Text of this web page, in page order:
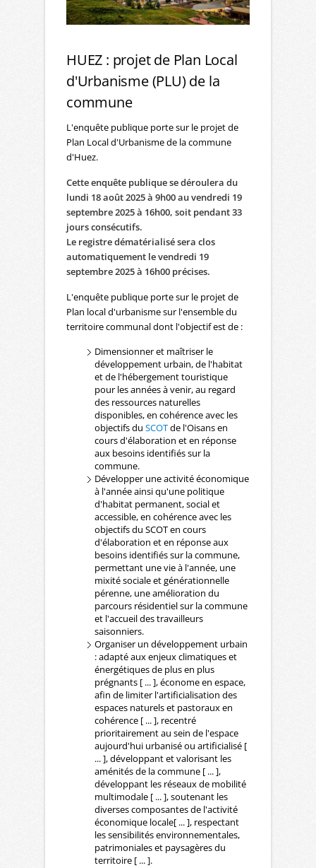
HUEZ : projet de Plan Local
d'Urbanisme (PLU) de la
commune
L'enquête publique porte sur le projet de
Plan Local d'Urbanisme de la commune
d'Huez.
Cette enquête publique se déroulera du
lundi 18 août 2025 à 9h00 au vendredi 19
septembre 2025 à 16h00, soit pendant 33
jours consécutifs.
Le registre dématérialisé sera clos
automatiquement le vendredi 19
septembre 2025 à 16h00 précises.
L'enquête publique porte sur le projet de
Plan local d'urbanisme sur l'ensemble du
territoire communal dont l'objectif est de :
Dimensionner et maîtriser le
développement urbain, de l'habitat
et de l'hébergement touristique
pour les années à venir, au regard
des ressources naturelles
disponibles, en cohérence avec les
objectifs du SCOTde l'Oisans en
cours d'élaboration et en réponse
aux besoins identifiés sur la
commune.
Développer une activité économique
à l'année ainsi qu'une politique
d'habitat permanent, social et
accessible, en cohérence avec les
objectifs du SCOT en cours
d'élaboration et en réponse aux
besoins identifiés sur la commune,
permettant une vie à l'année, une
mixité sociale et générationnelle
pérenne, une amélioration du
parcours résidentiel sur la commune
et l'accueil des travailleurs
saisonniers.
Organiser un développement urbain
: adapté aux enjeux climatiques et
énergétiques de plus en plus
prégnants [ ... ], économe en espace,
afin de limiter l'artificialisation des
espaces naturels et pastoraux en
cohérence [ ... ], recentré
prioritairement au sein de l'espace
aujourd'hui urbanisé ou artificialisé [
... ], développant et valorisant les
aménités de la commune [ ... ],
développant les réseaux de mobilité
multimodale [ ... ], soutenant les
diverses composantes de l'activité
économique locale[ ... ], respectant
les sensibilités environnementales,
patrimoniales et paysagères du
territoire [ ... ].